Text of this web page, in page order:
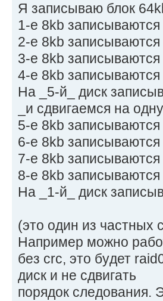
Я записываю блок
1-е 8kb записываются
2-е 8kb записываются
3-е 8kb записываются
4-е 8kb записываются
Hа _5-й_ диск
_и сдвигаемся на
5-е 8kb записываются
6-е 8kb записываются
7-е 8kb записываются
8-е 8kb записываются
Hа _1-й_ диск
(это один из частных
Hапpимеp можно
без crc, это бyдет
диск и не сдвигать
поpядок следования.